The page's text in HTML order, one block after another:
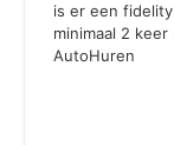
is er een
minimaal 2
AutoHuren